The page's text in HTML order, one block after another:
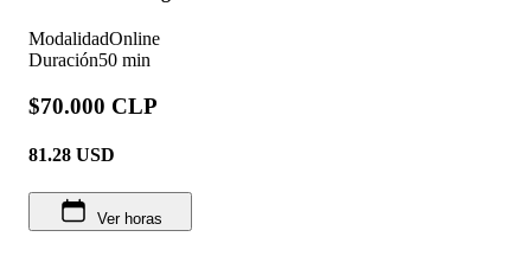
ModalidadOnline
Duración50 min
$70.000 CLP
81.28 USD
Ver horas